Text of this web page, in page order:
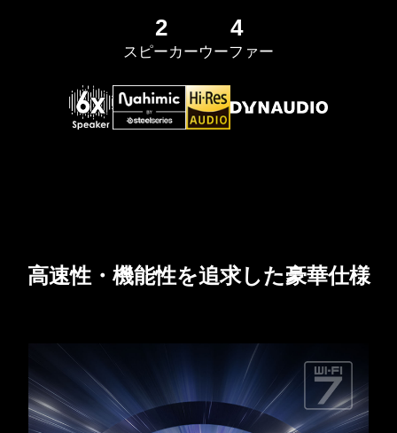
2
スピーカー
4
ウーファー
高速性・機能性を追求した豪華仕様